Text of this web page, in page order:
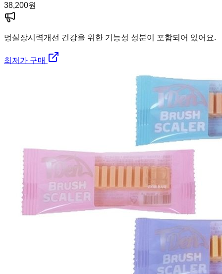
38,200원
멍실장시력개선 건강을 위한 기능성 성분이 포함되어 있어요.
최저가 구매